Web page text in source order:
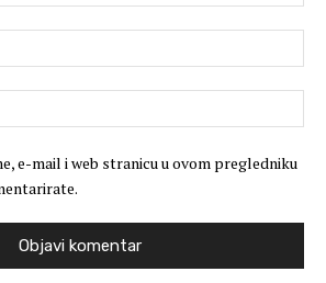
e-mail i web stranicu u ovom pregledniku